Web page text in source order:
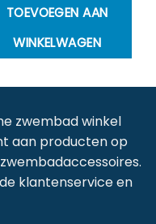
TOEVOEGEN AAN
WINKELWAGEN
zwembad winkel
aan producten op
klantenservice en